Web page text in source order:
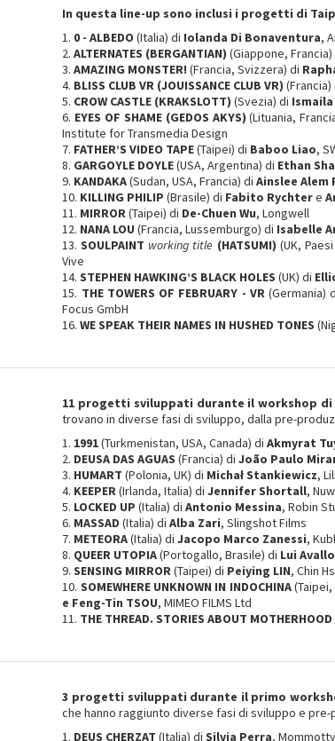
In questa line-up sono inclusi i progetti di
1. 0 - ALBEDO (Italia) di Iolanda Di Bonaventura,
2.ALTERNATES (BERGANTIAN) (Giappone,
3.AMAZING MONSTER! (Francia, Svizzera) di
4. BLISS CLUB VR (JOUISSANCE CLUB VR) (Francia)
5. CROW CASTLE (KRAKSLOTT) (Svezia) di
6. EYES OF SHAME (GEDOS AKYS) (Lituania,
Institute for Transmedia Design
7. FATHER’S VIDEO TAPE(Taipei) di Baboo Liao,
8. GARGOYLE DOYLE(USA, Argentina) di Ethan
9. KANDAKA(Sudan, USA, Francia) diAinslee Alem
10. KILLING PHILIP (Brasile) di Fabito Rychtere
11. MIRROR(Taipei) di De-Chuen Wu, Longwell
12. NANA LOU (Francia, Lussemburgo) di Isabelle
13.SOULPAINT working title (HATSUMI) (UK,
Vive
14.STEPHEN HAWKING’S BLACK HOLES (UK) di
15. THE TOWERS OF FEBRUARY - VR(Germania)
Focus GmbH
16.WE SPEAK THEIR NAMES IN HUSHED TONES
11 progetti sviluppati durante il workshop di
trovano in diverse fasi di sviluppo, dalla pre-
1. 1991(Turkmenistan, USA, Canada) diAkmyrat
2. DEUSA DAS AGUAS (Francia) diJoão Paulo
3. HUMART (Polonia, UK) di Michał Stankiewicz,
4. KEEPER(Irlanda, Italia) diJennifer Shortall,
5. LOCKED UP (Italia) diAntonio Messina, Robin
6. MASSAD (Italia) diAlba Zari, Slingshot Films
7. METEORA(Italia) diJacopo Marco Zanessi,
8. QUEER UTOPIA(Portogallo, Brasile) di Lui
9.SENSING MIRROR(Taipei) di Peiying LIN, Chin
10. SOMEWHERE UNKNOWN IN INDOCHINA(Taipei,
e Feng-Tin TSOU, MIMEO FILMS Ltd
11. THE THREAD. STORIES ABOUT MOTHERHOOD
3 progetti sviluppati durante il primo
che hanno raggiunto diverse fasi di sviluppo e pre-
1. DEUS CHERZAT (Italia) diSilvia Perra,